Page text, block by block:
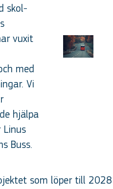
skol-
vuxit
med
Vi
hjälpa
Linus
Buss.
som löper till 2028